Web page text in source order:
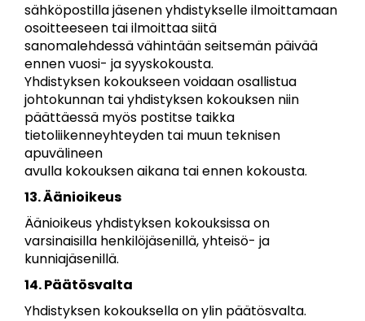
sähköpostilla jäsenen yhdistykselle ilmoittamaan
osoitteeseen tai ilmoittaa siitä
sanomalehdessä vähintään seitsemän päivää
ennen vuosi- ja syyskokousta.
Yhdistyksen kokoukseen voidaan osallistua
johtokunnan tai yhdistyksen kokouksen niin
päättäessä myös postitse taikka
tietoliikenneyhteyden tai muun teknisen
apuvälineen
avulla kokouksen aikana tai ennen kokousta.
13. Äänioikeus
Äänioikeus yhdistyksen kokouksissa on
varsinaisilla henkilöjäsenillä, yhteisö- ja
kunniajäsenillä.
14. Päätösvalta
Yhdistyksen kokouksella on ylin päätösvalta.